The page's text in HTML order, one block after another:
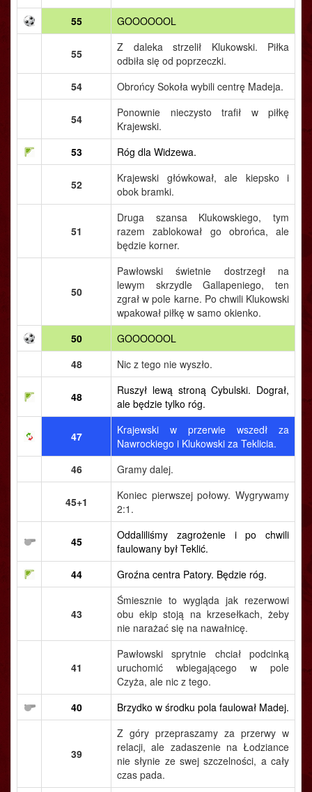
55
GOOOOOOL
55
Z daleka strzelił Klukowski. Piłka
odbiła się od poprzeczki.
54
Obrońcy Sokoła wybili centrę Madeja.
54
Ponownie nieczysto trafił w piłkę
Krajewski.
53
Róg dla Widzewa.
52
Krajewski główkował, ale kiepsko i
obok bramki.
51
Druga szansa Klukowskiego, tym
razem zablokował go obrońca, ale
będzie korner.
50
Pawłowski świetnie dostrzegł na
lewym skrzydle Gallapeniego, ten
zgrał w pole karne. Po chwili Klukowski
wpakował piłkę w samo okienko.
50
GOOOOOOL
48
Nic z tego nie wyszło.
48
Ruszył lewą stroną Cybulski. Dograł,
ale będzie tylko róg.
47
Krajewski w przerwie wszedł za
Nawrockiego i Klukowski za Teklicia.
46
Gramy dalej.
45+1
Koniec pierwszej połowy. Wygrywamy
2:1.
45
Oddaliliśmy zagrożenie i po chwili
faulowany był Teklić.
44
Groźna centra Patory. Będzie róg.
43
Śmiesznie to wygląda jak rezerwowi
obu ekip stoją na krzesełkach, żeby
nie narażać się na nawałnicę.
41
Pawłowski sprytnie chciał podcinką
uruchomić wbiegającego w pole
Czyża, ale nic z tego.
40
Brzydko w środku pola faulował Madej.
39
Z góry przepraszamy za przerwy w
relacji, ale zadaszenie na Łodziance
nie słynie ze swej szczelności, a cały
czas pada.